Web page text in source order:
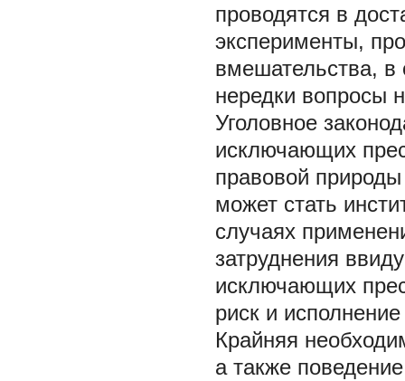
проводятся в
эксперименты,
вмешательства, в
нередки вопросы
Уголовное
исключающих
правовой
может стать
случаях
затруднения
исключающих
риск и
Крайняя
а также